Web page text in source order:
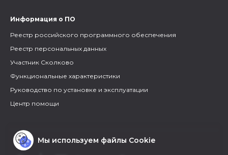
Информация о ПО
Реестр российского программного обеспечения
Реестр персональных данных
Участник Сколково
Функциональные характеристики
Руководство по установке и эксплуатации
Центр помощи
Мы используем файлы Cookie